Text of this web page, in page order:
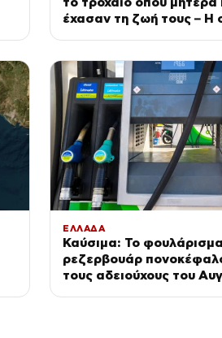
έχασαν τη ζωή τους – Η
ΕΛΛΑΔΑ
Καύσιμα: Το
ρεζερβουάρ
τους αδειούχους του